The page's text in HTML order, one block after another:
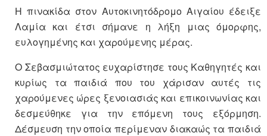
Η πινακίδα στον Αυτοκινητόδρομο Αιγαίου έδειξε
Λαμία και έτσι σήμανε η λήξη μιας όμορφης,
ευλογημένης και χαρούμενης μέρας.
Ο Σεβασμιώτατος ευχαρίστησε τους Καθηγητές και
κυρίως τα παιδιά που του χάρισαν αυτές τις
χαρούμενες ώρες ξενοιασιάς και επικοινωνίας και
δεσμεύθηκε για την επόμενη τους εξόρμηση.
Δέσμευση την οποία περίμεναν διακαώς τα παιδιά